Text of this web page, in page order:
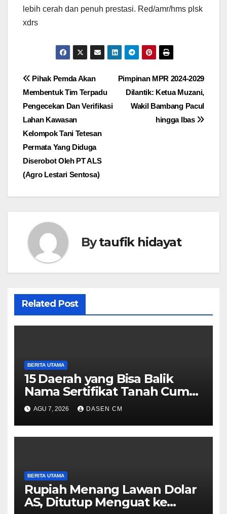
lebih cerah dan penuh prestasi. Red/amr/hms plsk
xdrs
Navigasi
pos
Pimpinan MPR 2024-2029
Dilantik: Ketua Muzani,
Wakil Bambang Pacul
hingga Ibas
Pihak Pemda Akan
Membentuk Tim Terpadu
Pengecekan Dan Verifikasi
Lahan Kawasan
Kelompok Tani Tetesan
Permata Yang Diduga
Diserobot Oleh PT ALS
(Agro Lestari Sentosa)
Bytaufik hidayat
Related Post
BERITA UTAMA
15 Daerah yang Bisa Balik
Nama Sertifikat Tanah Cuma
10 Hari, Cek Syarat dan
Caranya
AGU 7, 2026 DASEN CM
BERITA UTAMA
Rupiah Menang Lawan Dolar
AS, Ditutup Menguat ke